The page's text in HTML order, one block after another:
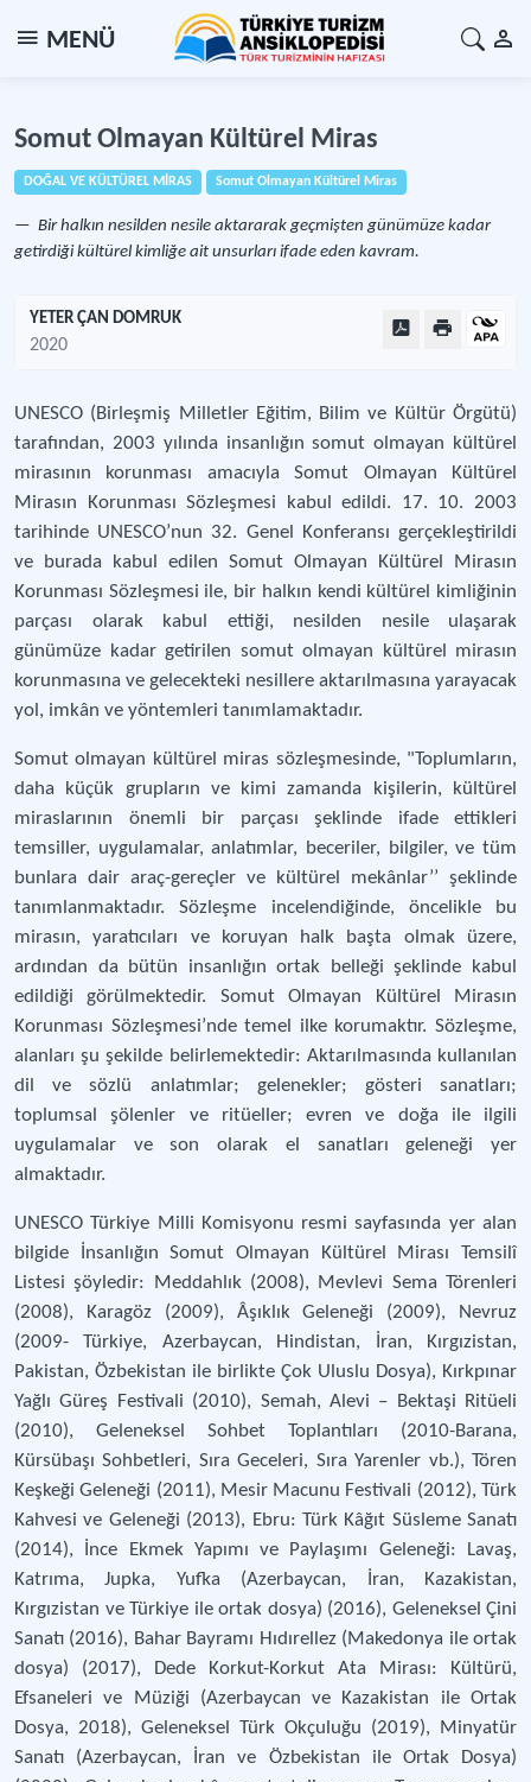
MENÜ
Somut Olmayan Kültürel Miras
DOĞAL VE KÜLTÜREL MİRAS Somut Olmayan Kültürel Miras
Bir halkın nesilden nesile aktararak geçmişten günümüze kadar
getirdiği kültürel kimliğe ait unsurları ifade eden kavram.
YETER ÇAN DOMRUK
2020
UNESCO (Birleşmiş Milletler Eğitim, Bilim ve Kültür Örgütü)
tarafından, 2003 yılında insanlığın somut olmayan kültürel
mirasının korunması amacıyla Somut Olmayan Kültürel
Mirasın Korunması Sözleşmesi kabul edildi. 17. 10. 2003
tarihinde UNESCO’nun 32. Genel Konferansı gerçekleştirildi
ve burada kabul edilen Somut Olmayan Kültürel Mirasın
Korunması Sözleşmesi ile, bir halkın kendi kültürel kimliğinin
parçası olarak kabul ettiği, nesilden nesile ulaşarak
günümüze kadar getirilen somut olmayan kültürel mirasın
korunmasına ve gelecekteki nesillere aktarılmasına yarayacak
yol, imkân ve yöntemleri tanımlamaktadır.
Somut olmayan kültürel miras sözleşmesinde, "Toplumların,
daha küçük grupların ve kimi zamanda kişilerin, kültürel
miraslarının önemli bir parçası şeklinde ifade ettikleri
temsiller, uygulamalar, anlatımlar, beceriler, bilgiler, ve tüm
bunlara dair araç-gereçler ve kültürel mekânlar’’ şeklinde
tanımlanmaktadır. Sözleşme incelendiğinde, öncelikle bu
mirasın, yaratıcıları ve koruyan halk başta olmak üzere,
ardından da bütün insanlığın ortak belleği şeklinde kabul
edildiği görülmektedir. Somut Olmayan Kültürel Mirasın
Korunması Sözleşmesi’nde temel ilke korumaktır. Sözleşme,
alanları şu şekilde belirlemektedir: Aktarılmasında kullanılan
dil ve sözlü anlatımlar; gelenekler; gösteri sanatları;
toplumsal şölenler ve ritüeller; evren ve doğa ile ilgili
uygulamalar ve son olarak el sanatları geleneği yer
almaktadır.
UNESCO Türkiye Milli Komisyonu resmi sayfasında yer alan
bilgide İnsanlığın Somut Olmayan Kültürel Mirası Temsilî
Listesi şöyledir: Meddahlık (2008), Mevlevi Sema Törenleri
(2008), Karagöz (2009), Âşıklık Geleneği (2009), Nevruz
(2009- Türkiye, Azerbaycan, Hindistan, İran, Kırgızistan,
Pakistan, Özbekistan ile birlikte Çok Uluslu Dosya), Kırkpınar
Yağlı Güreş Festivali (2010), Semah, Alevi – Bektaşi Ritüeli
(2010), Geleneksel Sohbet Toplantıları (2010-Barana,
Kürsübaşı Sohbetleri, Sıra Geceleri, Sıra Yarenler vb.), Tören
Keşkeği Geleneği (2011), Mesir Macunu Festivali (2012), Türk
Kahvesi ve Geleneği (2013), Ebru: Türk Kâğıt Süsleme Sanatı
(2014), İnce Ekmek Yapımı ve Paylaşımı Geleneği: Lavaş,
Katrıma, Jupka, Yufka (Azerbaycan, İran, Kazakistan,
Kırgızistan ve Türkiye ile ortak dosya) (2016), Geleneksel Çini
Sanatı (2016), Bahar Bayramı Hıdırellez (Makedonya ile ortak
dosya) (2017), Dede Korkut-Korkut Ata Mirası: Kültürü,
Efsaneleri ve Müziği (Azerbaycan ve Kazakistan ile Ortak
Dosya, 2018), Geleneksel Türk Okçuluğu (2019), Minyatür
Sanatı (Azerbaycan, İran ve Özbekistan ile Ortak Dosya)